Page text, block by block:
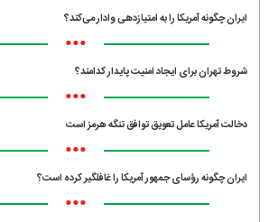
ایران چگونه آمریکا را به امتیازدهی وادار می‌کند؟
•••
شروط تهران برای ایجاد امنیت پایدار کدامند؟
•••
دخالت آمریکا عامل تعویق توافق تنگه هرمز است
•••
ایران چگونه رؤسای جمهور آمریکا را غافلگیر کرده است؟
•••